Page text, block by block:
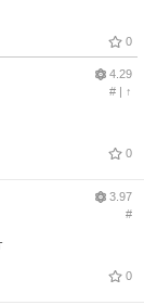
0
4.29
#| ↑
0
3.97
#
0